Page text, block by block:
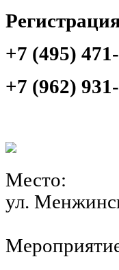
+7 (495)
+7 (962)
Место:
ул.